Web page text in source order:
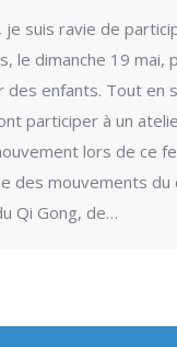
je suis ravie de
le dimanche 19 mai,
des enfants. Tout en
participer à un
lors de ce
des mouvements du
Qi Gong, de…